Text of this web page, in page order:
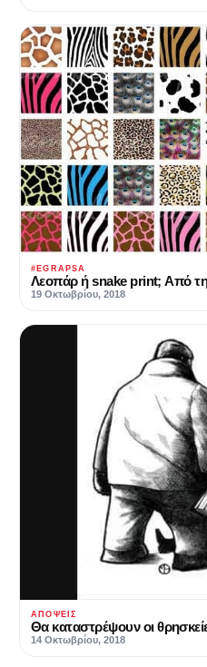
#EGRAPSA
Λεοπάρ ή snake print; Από
19 Οκτωβρίου, 2018
ΑΠΌΨΕΙΣ
Θα καταστρέψουν οι
14 Οκτωβρίου, 2018